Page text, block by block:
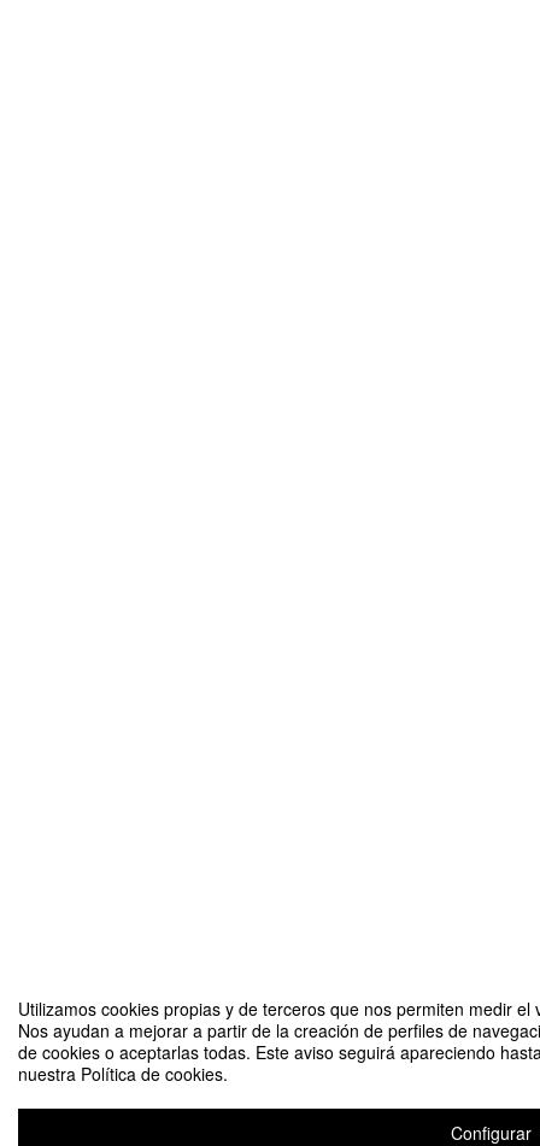
Utilizamos cookies propias y de terceros que nos permiten medir
Nos ayudan a mejorar a partir de la creación de perfiles de
de cookies o aceptarlas todas. Este aviso seguirá apareciendo
nuestra Política de cookies.
Configurar